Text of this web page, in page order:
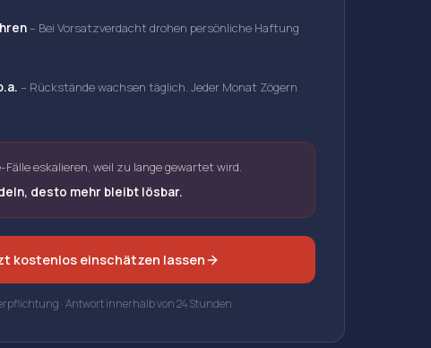
– Bei Vorsatzverdacht drohen persönliche Haftung
– Rückstände wachsen täglich. Jeder Monat Zögern
Fälle eskalieren, weil zu lange gewartet wird.
desto mehr bleibt lösbar.
kostenlos einschätzen lassen
· Antwort innerhalb von 24 Stunden